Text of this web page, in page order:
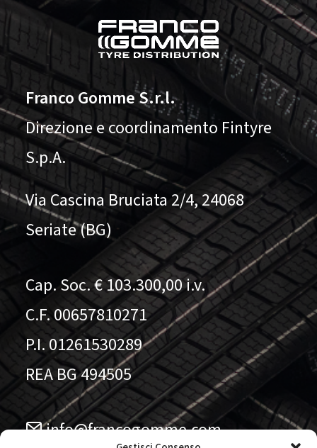
Franco Gomme S.r.l.
Direzione e coordinamento Fintyre
S.p.A.
Via Cascina Bruciata 2/4, 24068
Seriate (BG)
Cap. Soc. € 103.300,00 i.v.
C.F. 00657810271
P.I. 01261530289
REA BG 494505
info@francogomme.com